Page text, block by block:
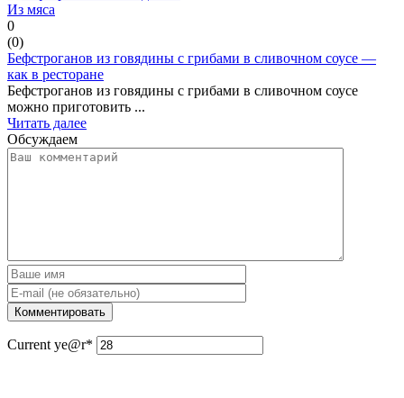
Из мяса
0
(0)
Бефстроганов из говядины с грибами в сливочном соусе —
как в ресторане
Бефстроганов из говядины с грибами в сливочном соусе
можно приготовить ...
Читать далее
Обсуждаем
Current ye@r*